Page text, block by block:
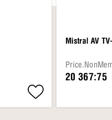
Mistral AV
20 367:75